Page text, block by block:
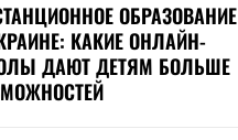
ОБРАЗОВАНИЕ
КАКИЕ ОНЛАЙН-
ДАЮТ ДЕТЯМ БОЛЬШЕ